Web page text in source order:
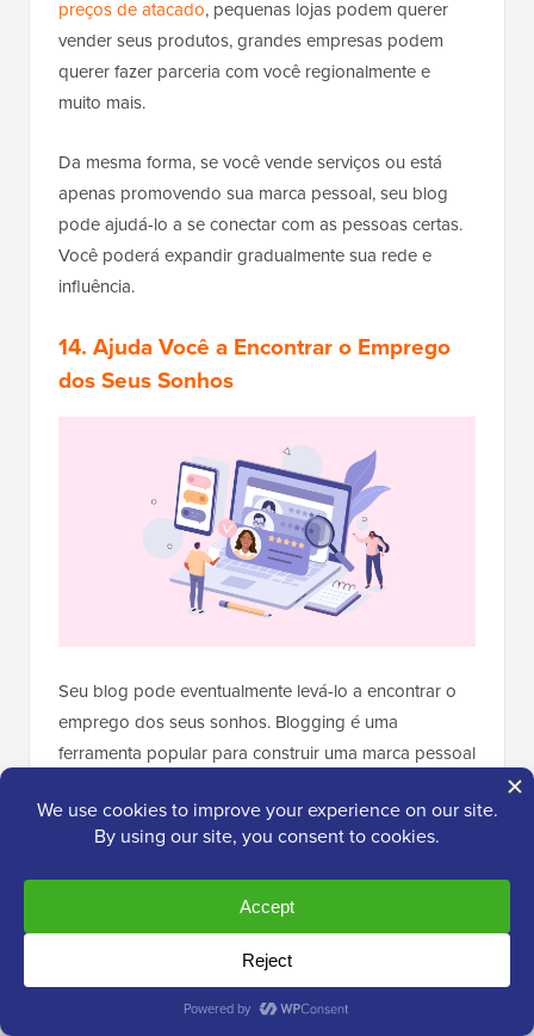
preços de atacado, pequenas lojas podem querer
vender seus produtos, grandes empresas podem
querer fazer parceria com você regionalmente e
muito mais.
Da mesma forma, se você vende serviços ou está
apenas promovendo sua marca pessoal, seu blog
pode ajudá-lo a se conectar com as pessoas certas.
Você poderá expandir gradualmente sua rede e
influência.
14. Ajuda Você a Encontrar o Emprego
dos Seus Sonhos
Seu blog pode eventualmente levá-lo a encontrar o
emprego dos seus sonhos. Blogging é uma
ferramenta popular para construir uma marca pessoal
Você pode mostrar sua paixão, habilidades e
conhecimento em seus interesses específicos. Isso
pode atrair a atenção de empresas que procuram
indivíduos talentosos como você.
Mesmo que as empresas não entrem em contato